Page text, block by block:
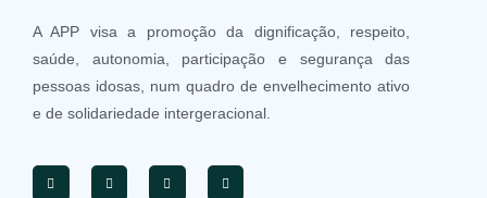
A APP visa a promoção da dignificação, respeito,
saúde, autonomia, participação e segurança das
pessoas idosas, num quadro de envelhecimento ativo
e de solidariedade intergeracional.